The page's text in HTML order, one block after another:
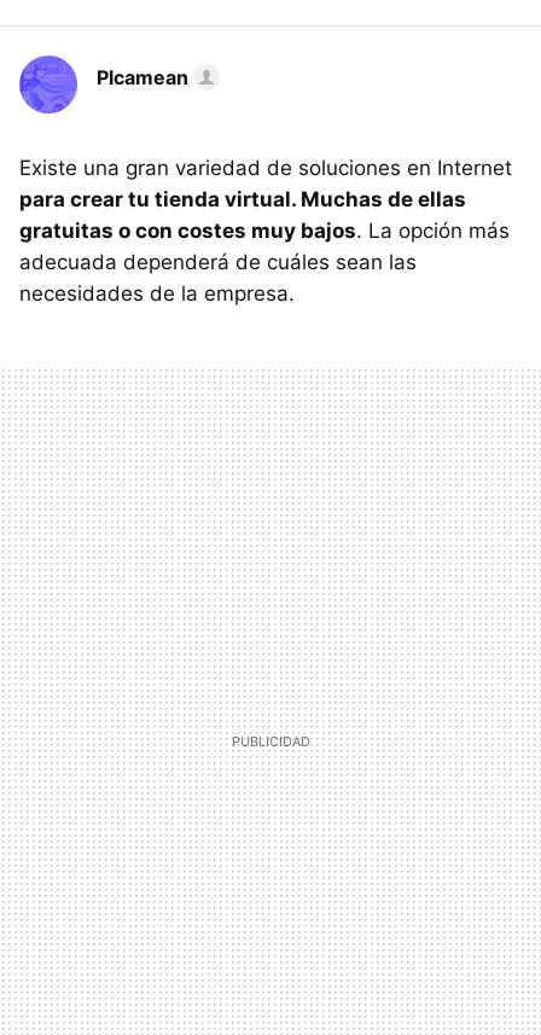
Plcamean
Existe una gran variedad de soluciones en Internet
para crear tu tienda virtual. Muchas de ellas
gratuitas o con costes muy bajos. La opción más
adecuada dependerá de cuáles sean las
necesidades de la empresa.